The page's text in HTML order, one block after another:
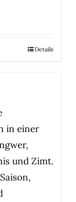
Details
in einer
und Zimt.